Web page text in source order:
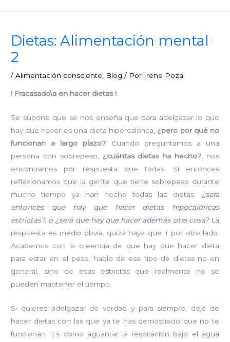
Dietas: Alimentación mental
2
/Alimentación consciente Blog / Por Irene Poza
! Fracasado\a en hacer dietas !
Se supone que se nos enseña que para adelgazar lo que
hay que hacer es una dieta hipercalórica, ¿pero por qué no
funcionan a largo plazo? Cuando preguntamos a una
persona con sobrepeso,¿cuántas dietas ha hecho?, nos
encontramos por respuesta que todas. Si entonces
reflexionamos que la gente que tiene sobrepeso durante
mucho tiempo ya han hecho todas las dietas, ¿será
entonces que hay que hacer dietas hipocalóricas
estrictas?, o ¿será que hay que hacer además otra cosa?La
respuesta es medio obvia, quizá haya que ir por otro lado.
Acabemos con la creencia de que hay que hacer dieta
para estar en el peso, hablo de ese tipo de dietas no en
general, sino de esas estrictas que realmente no se
pueden mantener el tiempo.
Si quieres adelgazar de verdad y para siempre, deja de
hacer dietas con las que ya te has demostrado que no te
funcionan. Es como aguantar la respiración bajo el agua